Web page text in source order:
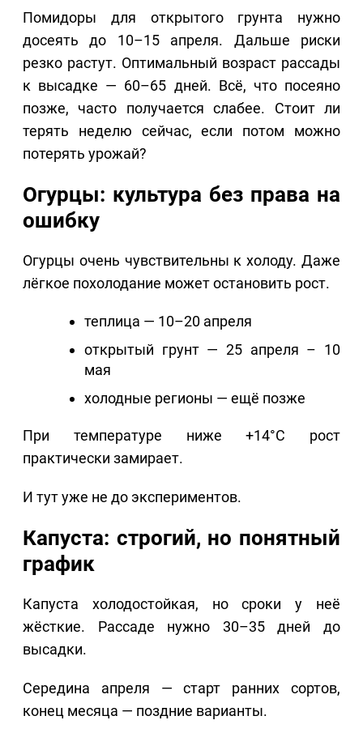
Помидоры для открытого грунта нужно
досеять до 10–15 апреля. Дальше риски
резко растут. Оптимальный возраст рассады
к высадке — 60–65 дней. Всё, что посеяно
позже, часто получается слабее. Стоит ли
терять неделю сейчас, если потом можно
потерять урожай?
Огурцы: культура без права на
ошибку
Огурцы очень чувствительны к холоду. Даже
лёгкое похолодание может остановить рост.
теплица — 10–20 апреля
открытый грунт — 25 апреля – 10
мая
холодные регионы — ещё позже
При температуре ниже +14°C рост
практически замирает.
И тут уже не до экспериментов.
Капуста: строгий, но понятный
график
Капуста холодостойкая, но сроки у неё
жёсткие. Рассаде нужно 30–35 дней до
высадки.
Середина апреля — старт ранних сортов,
конец месяца — поздние варианты.